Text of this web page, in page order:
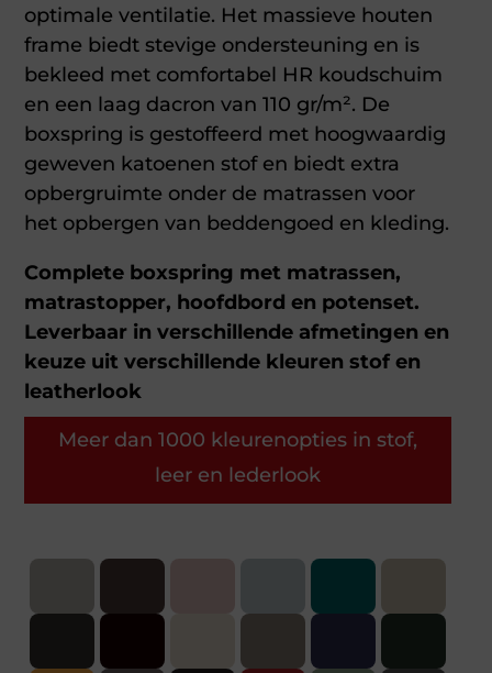
optimale ventilatie. Het massieve houten
frame biedt stevige ondersteuning en is
bekleed met comfortabel HR koudschuim
en een laag dacron van 110 gr/m². De
boxspring is gestoffeerd met hoogwaardig
geweven katoenen stof en biedt extra
opbergruimte onder de matrassen voor
het opbergen van beddengoed en kleding.
Complete boxspring met matrassen,
matrastopper, hoofdbord en potenset.
Leverbaar in verschillende afmetingen en
keuze uit verschillende kleuren stof en
leatherlook
Meer dan 1000 kleurenopties in stof,
leer en lederlook